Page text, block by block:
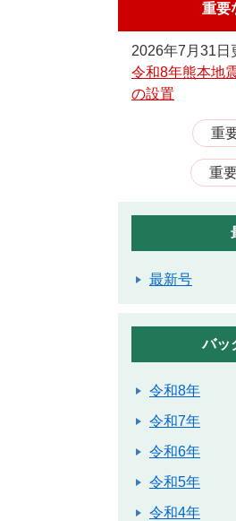
重要
2026年7月31日
令和8年熊本地
の設置
重
重
最新号
バッ
令和8年
令和7年
令和6年
令和5年
令和4年